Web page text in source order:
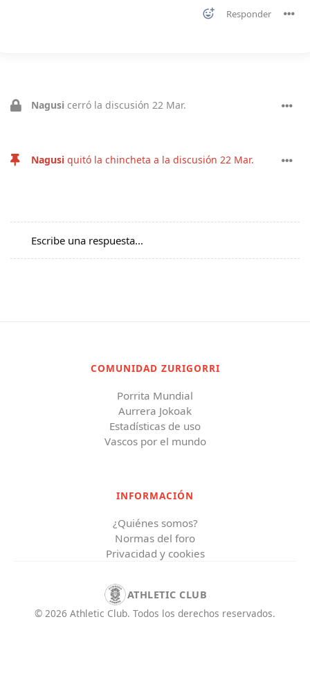
Responder
Nagusi cerró la discusión 22 Mar.
Nagusi quitó la chincheta a la discusión 22 Mar.
Escribe una respuesta...
COMUNIDAD ZURIGORRI
Porrita Mundial
Aurrera Jokoak
Estadísticas de uso
Vascos por el mundo
INFORMACIÓN
¿Quiénes somos?
Normas del foro
Privacidad y cookies
ATHLETIC CLUB
© 2026 Athletic Club. Todos los derechos reservados.